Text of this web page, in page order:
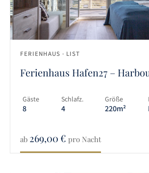
FERIENHAUS · LIST
Ferienhaus Hafen27 –
Gäste
8
Schlafz.
4
Größe
220m²
ab 269,00€ pro Nacht